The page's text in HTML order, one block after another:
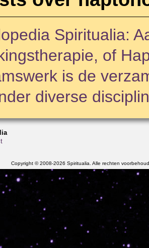
Spiritualia:
of
is de
diverse
Copyright © 2008-2026 Spiritualia. Alle rechten